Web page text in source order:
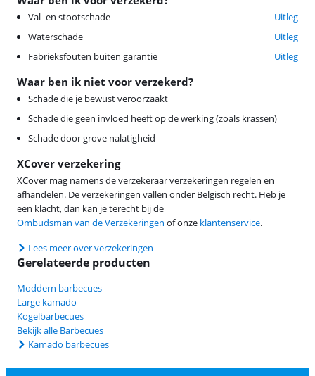
Val- en stootschade
Uitleg
Waterschade
Uitleg
Fabrieksfouten buiten garantie
Uitleg
Waar ben ik niet voor verzekerd?
Schade die je bewust veroorzaakt
Schade die geen invloed heeft op de werking (zoals krassen)
Schade door grove nalatigheid
XCover verzekering
XCover mag namens de verzekeraar verzekeringen regelen en
afhandelen. De verzekeringen vallen onder Belgisch recht. Heb je
een klacht, dan kan je terecht bij de
Ombudsman van de Verzekeringen of onze klantenservice.
Lees meer over verzekeringen
Gerelateerde producten
Moddern barbecues
Large kamado
Kogelbarbecues
Bekijk alle Barbecues
Kamado barbecues